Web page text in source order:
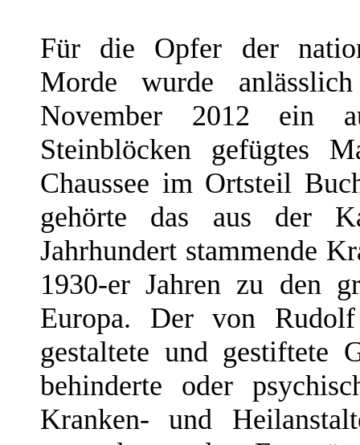
Für die Opfer der
Morde wurde
November 2012 ein
Steinblöcken gefügtes
Chaussee im Ortsteil
gehörte das aus der
Jahrhundert stammende
1930-er Jahren zu den
Europa. Der von
gestaltete und gestiftete
behinderte oder
Kranken- und